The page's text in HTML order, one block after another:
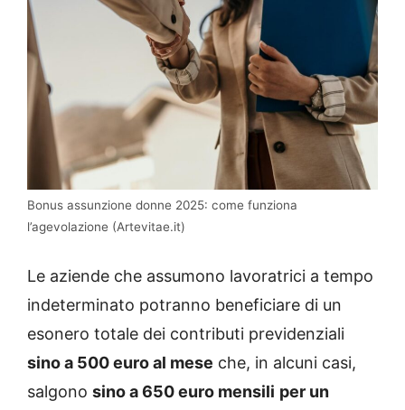
Bonus assunzione donne 2025: come funziona
l’agevolazione (Artevitae.it)
Le aziende che assumono lavoratrici a tempo
indeterminato potranno beneficiare di un
esonero totale dei contributi previdenziali
sino a 500 euro al mese che, in alcuni casi,
salgono sino a 650 euro mensili per un